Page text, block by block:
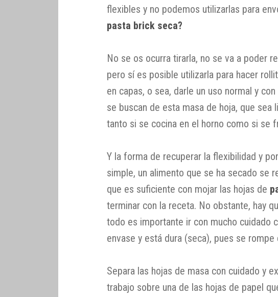
flexibles y no podemos utilizarlas para
pasta brick seca?
No se os ocurra tirarla, no se va a poder
pero sí es posible utilizarla para hacer
en capas, o sea, darle un uso normal y
se buscan de esta masa de hoja, que sea
tanto si se cocina en el horno como si se
Y la forma de recuperar la flexibilidad y
simple, un alimento que se ha secado se
que es suficiente con mojar las hojas de
terminar con la receta. No obstante, hay
todo es importante ir con mucho cuidado
envase y está dura (seca), pues se rompe
Separa las hojas de masa con cuidado y
trabajo sobre una de las hojas de papel